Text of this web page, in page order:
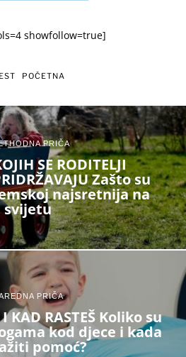
showfollow=true]
POČETNA
PRIČA
SE RODITELJI
Zašto su
najsretnija na
svijetu
PRIČA
KAD RASTEŠ Koliko su
kod djece i kada
pomoć?